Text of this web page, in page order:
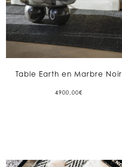
Table Earth en Marbre Noir
4900,00€